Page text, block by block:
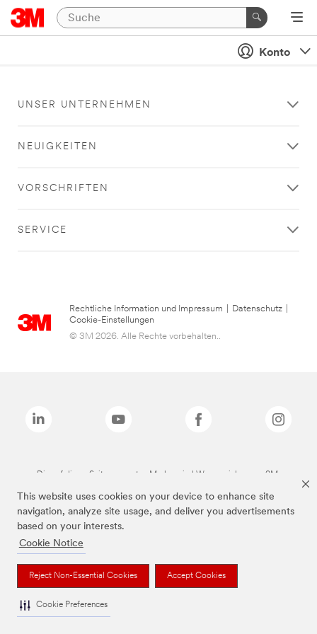
This website uses cookies on your device to enhance site
navigation, analyze site usage, and deliver you advertisements
based on your interests.
Cookie Notice
Reject Non-Essential Cookies Accept Cookies
Cookie Preferences
Konto
UNSER UNTERNEHMEN
NEUIGKEITEN
VORSCHRIFTEN
SERVICE
Rechtliche Information und Impressum Datenschutz
Cookie-Einstellungen
© 3M 2026. Alle Rechte vorbehalten..
Die auf dieser Seite genannten Marken sind Warenzeichen von 3M.